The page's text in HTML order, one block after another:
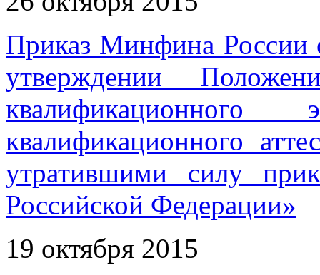
Приказ Минфина
утверждении
квалификационного
утратившими силу
Российской Федерации»
19 октября 2015